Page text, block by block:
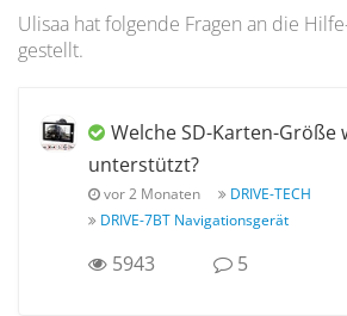
Ulisaa hat folgende Fragen an die
gestellt.
Welche SD-Karten-Größe
unterstützt?
vor 2 Monaten
DRIVE-TECH
DRIVE-7BT Navigationsgerät
5943 5